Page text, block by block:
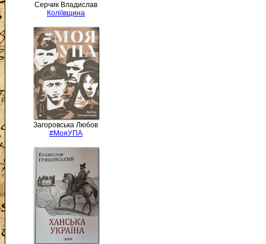
Серчик Владислав
Коліївщина
Загоровська Любов
#МояУПА